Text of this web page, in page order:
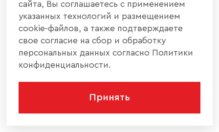
сайта, Вы соглашаетесь с применением
указанных технологий и размещением
cookie-файлов, а также подтверждаете
свое согласие на сбор и обработку
персональных данных согласно Политики
конфиденциальности.
Принять